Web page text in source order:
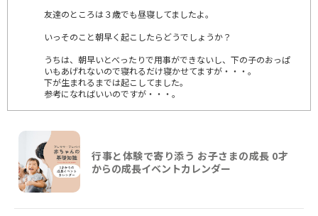
友達のところは３歳でも昼寝してましたよ。
いっそのこと朝早く起こしたらどうでしょうか？
うちは、朝早いとべったりで用事ができないし、下の子のおっぱ
いもあげれないので寝れるだけ寝かせてますが・・・。
下が生まれるまでは起こしてました。
参考になればいいのですが・・・。
行事と体験で寄り添う お子さまの成長 0才
からの成長イベントカレンダー